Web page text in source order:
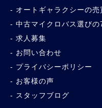
オートギャラクシーの売
中古マイクロバス選びの
求人募集
お問い合わせ
プライバシーポリシー
お客様の声
スタッフブログ